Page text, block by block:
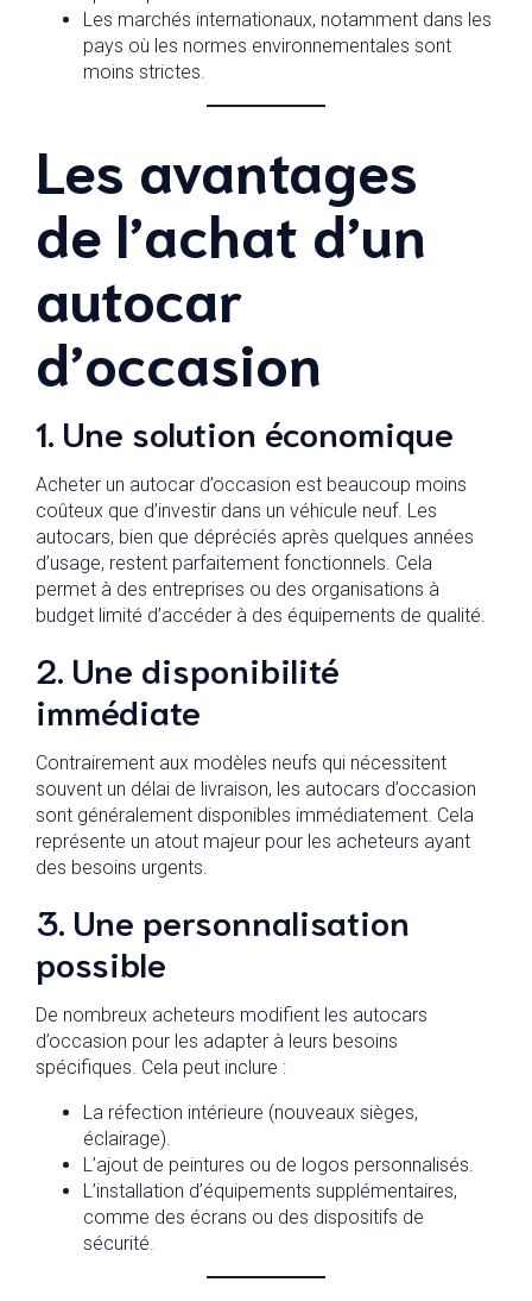
Les marchés internationaux, notamment dans les
pays où les normes environnementales sont
moins strictes.
Les avantages
de l’achat d’un
autocar
d’occasion
1. Une solution économique
Acheter un autocar d’occasion est beaucoup moins
coûteux que d’investir dans un véhicule neuf. Les
autocars, bien que dépréciés après quelques années
d’usage, restent parfaitement fonctionnels. Cela
permet à des entreprises ou des organisations à
budget limité d’accéder à des équipements de qualité.
2. Une disponibilité
immédiate
Contrairement aux modèles neufs qui nécessitent
souvent un délai de livraison, les autocars d’occasion
sont généralement disponibles immédiatement. Cela
représente un atout majeur pour les acheteurs ayant
des besoins urgents.
3. Une personnalisation
possible
De nombreux acheteurs modifient les autocars
d’occasion pour les adapter à leurs besoins
spécifiques. Cela peut inclure :
La réfection intérieure (nouveaux sièges,
éclairage).
L’ajout de peintures ou de logos personnalisés.
L’installation d’équipements supplémentaires,
comme des écrans ou des dispositifs de
sécurité.